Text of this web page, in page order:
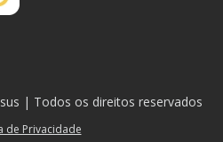
| Todos os direitos reservados
de Privacidade